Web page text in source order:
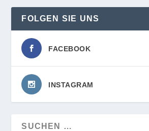
FOLGEN SIE UNS
FACEBOOK
INSTAGRAM